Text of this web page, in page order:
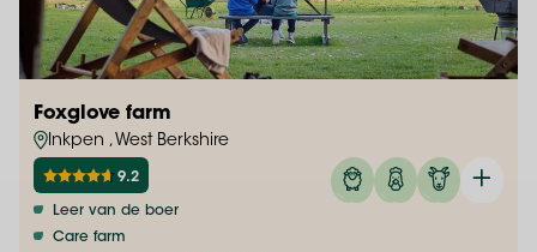
Foxglove farm
Inkpen , West Berkshire
9.2
Leer van de boer
Care farm